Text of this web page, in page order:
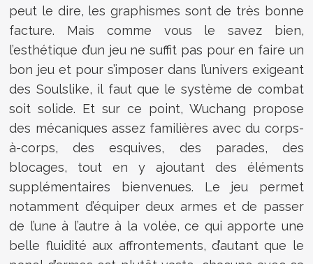
peut le dire, les graphismes sont de très bonne
facture. Mais comme vous le savez bien,
l’esthétique d’un jeu ne suffit pas pour en faire un
bon jeu et pour s’imposer dans l’univers exigeant
des Soulslike, il faut que le système de combat
soit solide. Et sur ce point, Wuchang propose
des mécaniques assez familières avec du corps-
à-corps, des esquives, des parades, des
blocages, tout en y ajoutant des éléments
supplémentaires bienvenues. Le jeu permet
notamment d’équiper deux armes et de passer
de l’une à l’autre à la volée, ce qui apporte une
belle fluidité aux affrontements, d’autant que le